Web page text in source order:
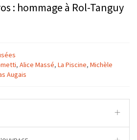
: hommage à Rol-Tanguy
, Alice Massé, La Piscine, Michèle
Augais